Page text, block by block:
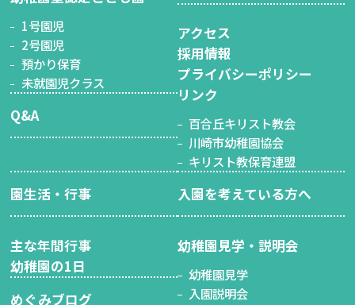
1号園児
2号園児
預かり保育
未就園児クラス
Q&A
アクセス
採用情報
プライバシーポリシー
リンク
百合丘キリスト教会
川崎市幼稚園協会
キリスト教保育連盟
園生活・行事
主な年間行事
幼稚園の1日
めぐみブログ
入園を考えている方へ
幼稚園見学・説明会
幼稚園見学
入園説明会